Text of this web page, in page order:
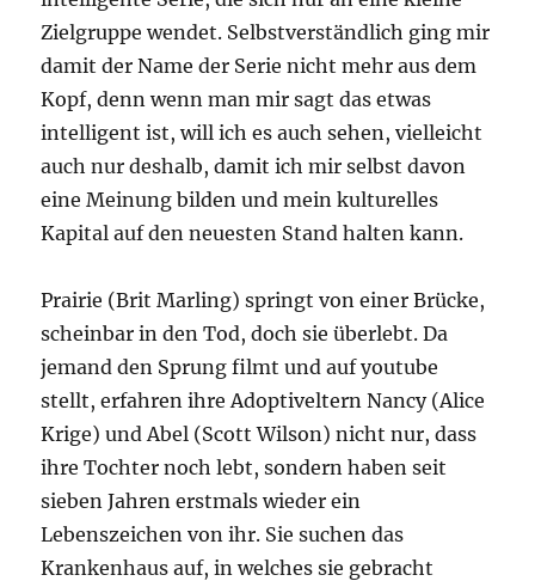
Zielgruppe wendet. Selbstverständlich ging mir
damit der Name der Serie nicht mehr aus dem
Kopf, denn wenn man mir sagt das etwas
intelligent ist, will ich es auch sehen, vielleicht
auch nur deshalb, damit ich mir selbst davon
eine Meinung bilden und mein kulturelles
Kapital auf den neuesten Stand halten kann.
Prairie (Brit Marling) springt von einer Brücke,
scheinbar in den Tod, doch sie überlebt. Da
jemand den Sprung filmt und auf youtube
stellt, erfahren ihre Adoptiveltern Nancy (Alice
Krige) und Abel (Scott Wilson) nicht nur, dass
ihre Tochter noch lebt, sondern haben seit
sieben Jahren erstmals wieder ein
Lebenszeichen von ihr. Sie suchen das
Krankenhaus auf, in welches sie gebracht